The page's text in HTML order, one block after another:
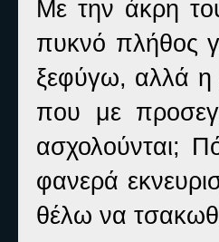
Με την άκρη
πυκνό πλήθος
ξεφύγω, αλλά η
που με
ασχολούνται;
φανερά
θέλω να